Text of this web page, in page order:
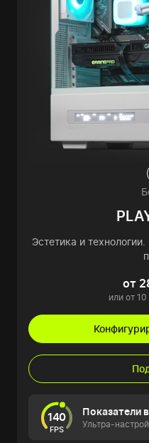
Эстетика и
от
или от
140
FPS
Показатели
Ультра-